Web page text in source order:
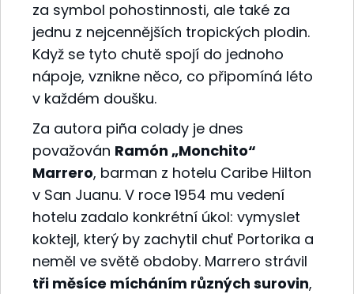
za symbol pohostinnosti, ale také za
jednu z nejcennějších tropických plodin.
Když se tyto chutě spojí do jednoho
nápoje, vznikne něco, co připomíná léto
v každém doušku.
Za autora piña colady je dnes
považován Ramón „Monchito“
Marrero, barman z hotelu Caribe Hilton
v San Juanu. V roce 1954 mu vedení
hotelu zadalo konkrétní úkol: vymyslet
koktejl, který by zachytil chuť Portorika a
neměl ve světě obdoby. Marrero strávil
tři měsíce mícháním různých surovin,